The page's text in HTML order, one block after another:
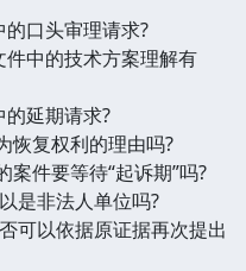
口头审理请求?
中的技术方案理解有
延期请求?
恢复权利的理由吗?
案件要等待“起诉期”吗?
是非法人单位吗?
可以依据原证据再次提出